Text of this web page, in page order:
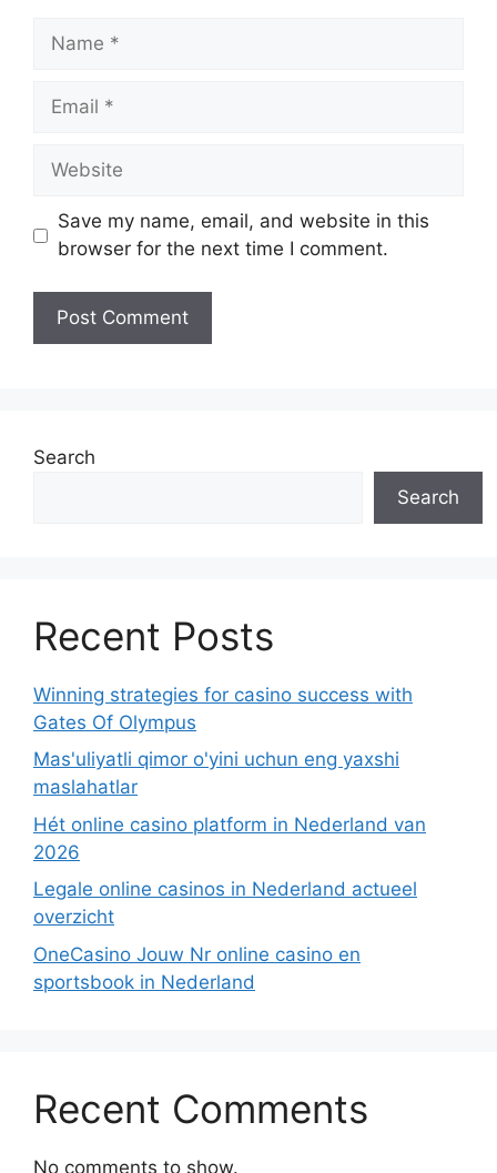
Name
Email
Website
Save my name, email, and website in this
browser for the next time I comment.
Search
Search
Recent Posts
Winning strategies for casino success with
Gates Of Olympus
Mas'uliyatli qimor o'yini uchun eng yaxshi
maslahatlar
Hét online casino platform in Nederland van
2026
Legale online casinos in Nederland actueel
overzicht
OneCasino Jouw Nr online casino en
sportsbook in Nederland
Recent Comments
No comments to show.